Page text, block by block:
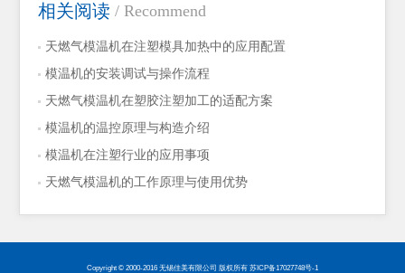
相关阅读 / Recommend
天燃气模温机在注塑模具加热中的应用配置
模温机的安装调试与操作流程
天燃气模温机在塑胶注塑加工的适配方案
模温机的温控原理与构造介绍
模温机在注塑行业的应用事项
天燃气模温机的工作原理与使用优势
Copyright © 2000-2016 无锡佳美有限公司 版权所有 苏ICP备17027748号-1